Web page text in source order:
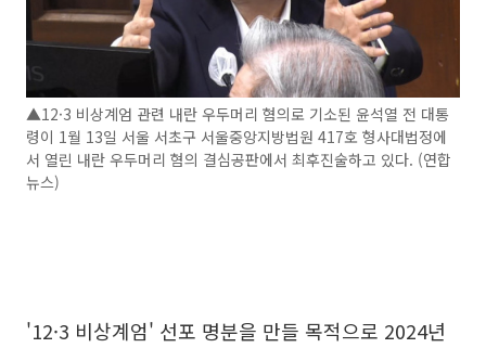
▲12·3 비상계엄 관련 내란 우두머리 혐의로 기소된 윤석열 전 대통
령이 1월 13일 서울 서초구 서울중앙지방법원 417호 형사대법정에
서 열린 내란 우두머리 혐의 결심공판에서 최후진술하고 있다. (연합
뉴스)
'12·3 비상계엄' 선포 명분을 만들 목적으로 2024년